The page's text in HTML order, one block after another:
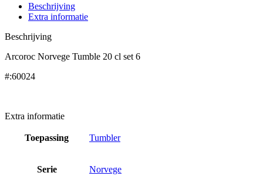
Beschrijving
Extra informatie
Beschrijving
Arcoroc Norvege Tumble 20 cl set 6
#:60024
Extra informatie
Toepassing Tumbler
Serie Norvege